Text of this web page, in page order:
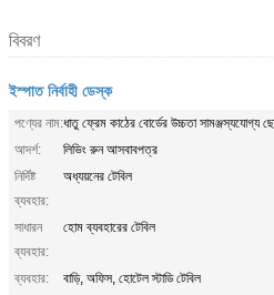
বিবরণ
ইস্পাত নির্বাহী ডেস্ক
পণ্যের নাম:ধাতু ফ্রেম কাঠের বোর্ডের উচ্চতা সামঞ্জস্যযোগ্য
আদর্শ:
লিভিং রুন আসবাবপত্র
নির্দিষ্ট
ব্যবহার:
অধ্যয়নের টেবিল
সাধারন
ব্যবহার:
হোম ব্যবহারের টেবিল
ব্যবহার:
বাড়ি, অফিস, হোটেল স্টাডি টেবিল